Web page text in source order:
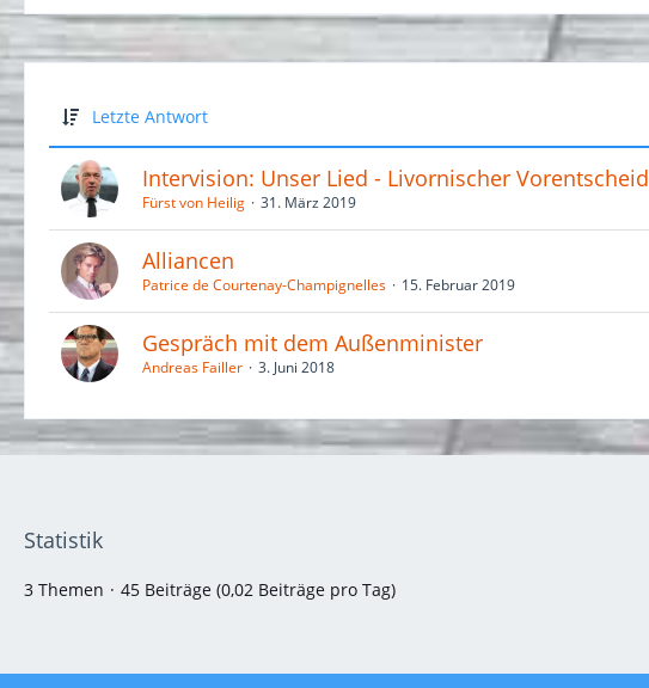
Letzte Antwort
Intervision: Unser Lied - Livornischer Vorentscheid
Fürst von Heilig 31. März 2019
Alliancen
Patrice de Courtenay-Champignelles 15. Februar 2019
Gespräch mit dem Außenminister
Andreas Failler 3. Juni 2018
Statistik
3 Themen 45 Beiträge (0,02 Beiträge pro Tag)